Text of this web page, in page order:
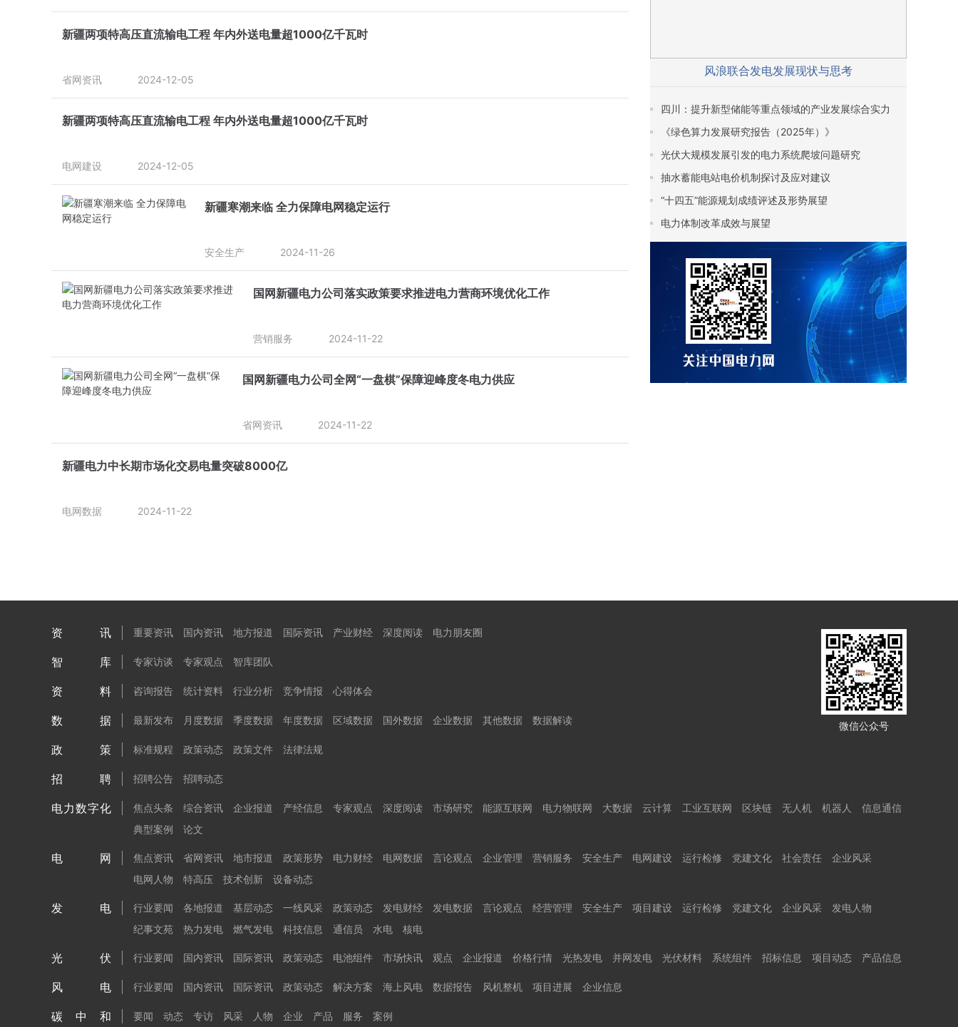
新疆两项特高压直流输电工程 年内外送电量超1000亿千瓦时
省网资讯 2024-12-05
新疆两项特高压直流输电工程 年内外送电量超1000亿千瓦时
电网建设 2024-12-05
新疆寒潮来临 全力保障电网稳定运行
安全生产 2024-11-26
国网新疆电力公司落实政策要求推进电力营商环境优化工作
营销服务 2024-11-22
国网新疆电力公司全网“一盘棋”保障迎峰度冬电力供应
省网资讯 2024-11-22
新疆电力中长期市场化交易电量突破8000亿
电网数据 2024-11-22
风浪联合发电发展现状与思考
四川：提升新型储能等重点领域的产业发展综合实力
《绿色算力发展研究报告（2025年）》
光伏大规模发展引发的电力系统爬坡问题研究
抽水蓄能电站电价机制探讨及应对建议
“十四五”能源规划成绩评述及形势展望
电力体制改革成效与展望
微信公众号
资讯 重要资讯 国内资讯 地方报道 国际资讯 产业财经 深度阅读 电力朋友圈
智库 专家访谈 专家观点 智库团队
资料 咨询报告 统计资料 行业分析 竞争情报 心得体会
数据 最新发布 月度数据 季度数据 年度数据 区域数据 国外数据 企业数据 其他数据 数据解读
政策 标准规程 政策动态 政策文件 法律法规
招聘 招聘公告 招聘动态
电力数字化 焦点头条 综合资讯 企业报道 产经信息 专家观点 深度阅读 市场研究 能源互联网 电力物联网 大数据 云计算 工业互联网 区块链 无人机 机器人
信息通信
典型案例
论文
电网 焦点资讯 省网资讯 地市报道 政策形势 电力财经 电网数据 言论观点 企业管理 营销服务 安全生产 电网建设 运行检修 党建文化 社会责任
企业风采
电网人物
特高压 技术创新 设备动态
发电 行业要闻 各地报道 基层动态 一线风采 政策动态 发电财经 发电数据 言论观点 经营管理 安全生产 项目建设 运行检修 党建文化 企业风采
发电人物
纪事文苑
热力发电 燃气发电 科技信息 通信员 水电 核电
光伏 行业要闻 国内资讯 国际资讯 政策动态 电池组件 市场快讯 观点 企业报道 价格行情 光热发电 并网发电 光伏材料 系统组件 招标信息 项目动态 产品信息
风电 行业要闻 国内资讯 国际资讯 政策动态 解决方案 海上风电 数据报告 风机整机 项目进展 企业信息
碳中和 要闻 动态 专访 风采 人物 企业 产品 服务 案例